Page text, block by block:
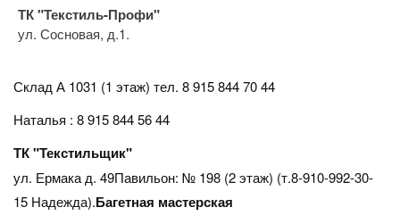
ТК "Текстиль-Профи"
ул. Сосновая, д.1.
Склад А 1031 (1 этаж) тел. 8 915 844 70 44
Наталья : 8 915 844 56 44
ТК "Текстильщик"
ул. Ермака д. 49Павильон: № 198 (2 этаж) (т.8-910-992-30-
15 Надежда).Багетная мастерская